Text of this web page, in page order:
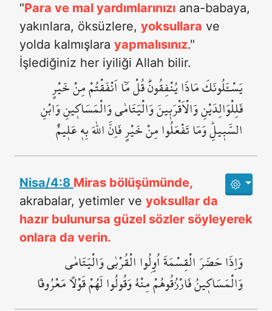
"Para ve mal yardımlarınızı ana-babaya,
yakınlara, öksüzlere, yoksullara ve
yolda kalmışlara yapmalısınız."
İşlediğiniz her iyiliği Allah bilir.
يَسْـَٔلُونَكَ مَاذَا يُنْفِقُونَۜ قُلْ مَٓا اَنْفَقْتُمْ مِنْ خَيْرٍ
فَلِلْوَالِدَيْنِ وَالْاَقْرَب۪ينَ وَالْيَتَامٰى وَالْمَسَاك۪ينِ وَابْنِ
السَّب۪يلِۜ وَمَا تَفْعَلُوا مِنْ خَيْرٍ فَاِنَّ اللّٰهَ بِه۪ عَل۪يمٌ
Nisa/4:8 Miras bölüşümünde,
akrabalar, yetimler ve yoksullar da
hazır bulunursa güzel sözler söyleyerek
onlara da verin.
وَاِذَا حَضَرَ الْقِسْمَةَ اُو۬لُوا الْقُرْبٰى وَالْيَتَامٰى
وَالْمَسَاك۪ينُ فَارْزُقُوهُمْ مِنْهُ وَقُولُوا لَهُمْ قَوْلاً مَعْرُوفاً